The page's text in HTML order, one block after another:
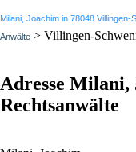
Milani, Joachim in 78048 Villingen-
Anwälte > Villingen-
Adresse Milani,
Rechtsanwälte